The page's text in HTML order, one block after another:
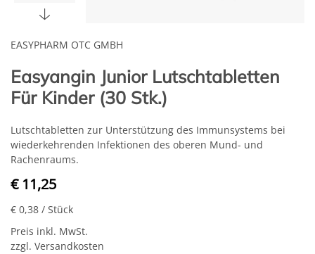
EASYPHARM OTC GMBH
Easyangin Junior Lutschtabletten
Für Kinder (30 Stk.)
Lutschtabletten zur Unterstützung des Immunsystems bei
wiederkehrenden Infektionen des oberen Mund- und
Rachenraums.
€ 11,25
€ 0,38 / Stück
Preis inkl. MwSt.
zzgl. Versandkosten